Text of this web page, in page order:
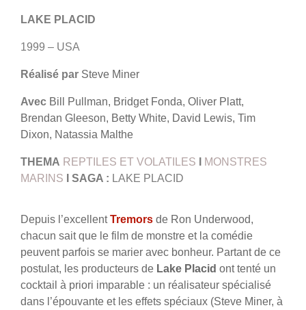
LAKE PLACID
1999 – USA
Réalisé par Steve Miner
Avec Bill Pullman, Bridget Fonda, Oliver Platt,
Brendan Gleeson, Betty White, David Lewis, Tim
Dixon, Natassia Malthe
THEMA REPTILES ET VOLATILES
MONSTRES
MARINS
I SAGA : LAKE PLACID
Depuis l’excellentTremors de Ron Underwood,
chacun sait que le film de monstre et la comédie
peuvent parfois se marier avec bonheur. Partant de ce
postulat, les producteurs de Lake Placid ont tenté un
cocktail à priori imparable : un réalisateur spécialisé
dans l’épouvante et les effets spéciaux (Steve Miner, à